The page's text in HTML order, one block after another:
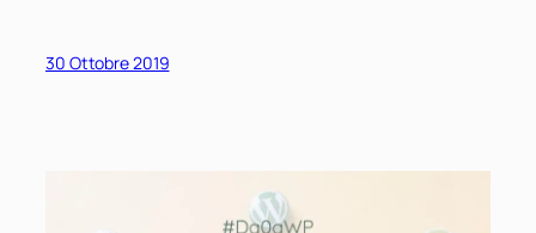
30 Ottobre 2019